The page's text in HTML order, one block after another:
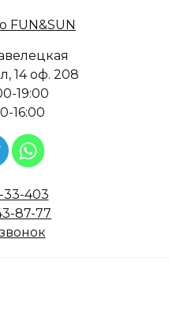
14 оф. 208
19:00
16:00
33-403
87-77